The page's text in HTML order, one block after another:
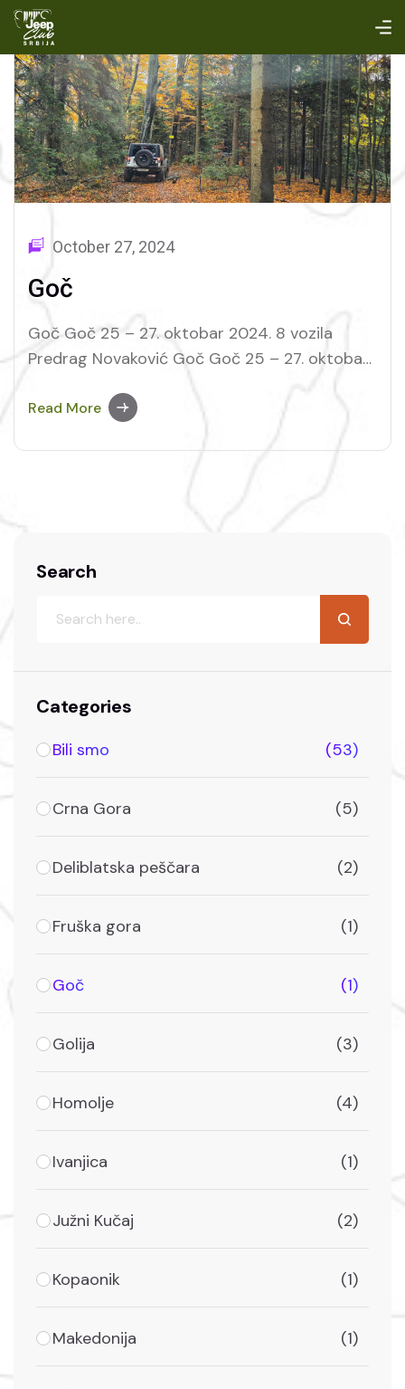
October 27, 2024
Goč
Goč Goč 25 – 27. oktobar 2024. 8 vozila
Predrag Novaković Goč Goč 25 – 27. oktobar
Read More
Search
Categories
Bili smo (53)
Crna Gora (5)
Deliblatska peščara (2)
Fruška gora (1)
Goč (1)
Golija (3)
Homolje (4)
Ivanjica (1)
Južni Kučaj (2)
Kopaonik (1)
Makedonija (1)